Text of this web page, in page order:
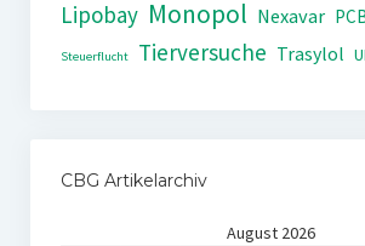
Lipobay Monopol Nexavar
Steuerflucht Tierversuche Trasylol
CBG Artikelarchiv
August 2026